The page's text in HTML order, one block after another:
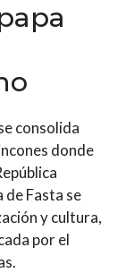
consolida
donde
de Fasta se
y cultura,
por el